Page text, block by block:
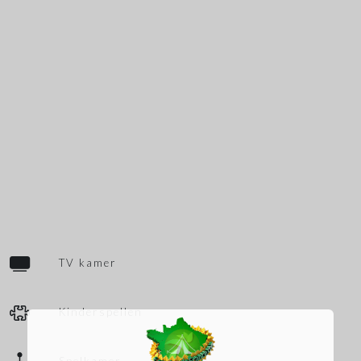
TV kamer
Kinderspellen